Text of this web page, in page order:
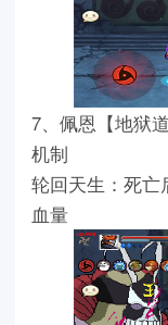
7、佩恩【地狱道
机制
轮回天生：死亡
血量